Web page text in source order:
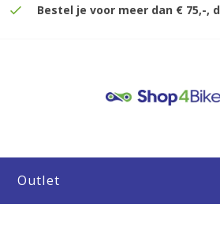
Bestel je voor meer dan € 75,-,
Outlet